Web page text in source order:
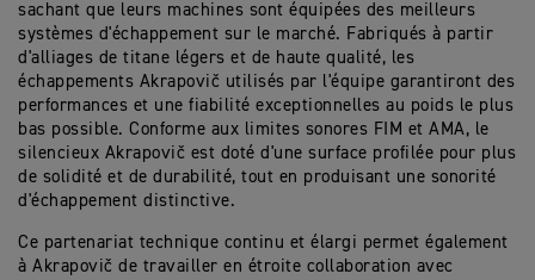
sachant que leurs machines sont équipées des meilleurs
systèmes d'échappement sur le marché. Fabriqués à partir
d'alliages de titane légers et de haute qualité, les
échappements Akrapovič utilisés par l'équipe garantiront des
performances et une fiabilité exceptionnelles au poids le plus
bas possible. Conforme aux limites sonores FIM et AMA, le
silencieux Akrapovič est doté d'une surface profilée pour plus
de solidité et de durabilité, tout en produisant une sonorité
d'échappement distinctive.
Ce partenariat technique continu et élargi permet également
à Akrapovič de travailler en étroite collaboration avec